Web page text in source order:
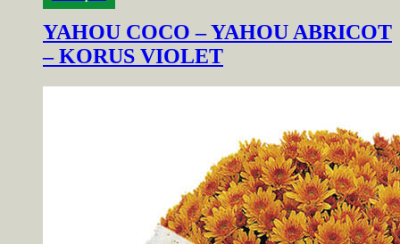
YAHOU COCO – YAHOU ABRICOT
– KORUS VIOLET